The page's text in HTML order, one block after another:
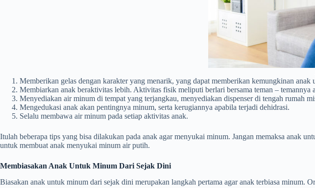
Memberikan gelas dengan karakter yang menarik, yang dapat memberikan kemungkinan
Membiarkan anak beraktivitas lebih. Aktivitas fisik meliputi berlari bersama teman – temannya
Menyediakan air minum di tempat yang terjangkau, menyediakan dispenser di tengah rumah
Mengedukasi anak akan pentingnya minum, serta kerugiannya apabila terjadi dehidrasi.
Selalu membawa air minum pada setiap aktivitas anak.
Itulah beberapa tips yang bisa dilakukan pada anak agar menyukai minum. Jangan memaksa anak
untuk membuat anak menyukai minum air putih.
Membiasakan Anak Untuk Minum Dari Sejak Dini
Biasakan anak untuk minum dari sejak dini merupakan langkah pertama agar anak terbiasa